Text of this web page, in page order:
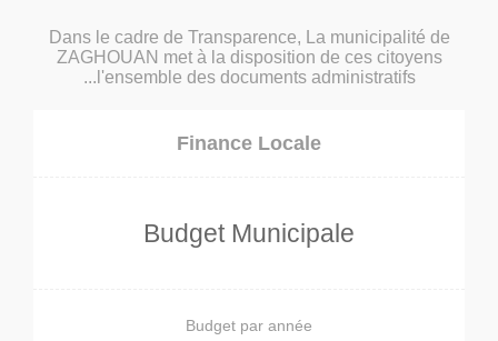
Dans le cadre de Transparence, La municipalité de
ZAGHOUAN met à la disposition de ces citoyens
l'ensemble des documents administratifs...
Finance Locale
Budget Municipale
Budget par année